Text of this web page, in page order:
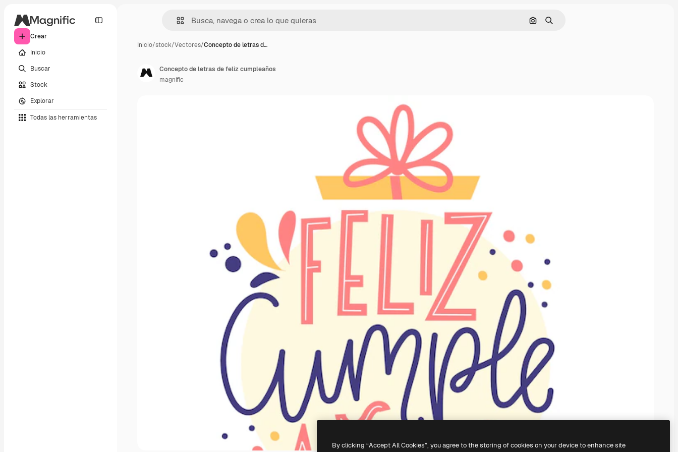
Crear
Inicio
Buscar
Stock
Explorar
Todas las herramientas
Buscar por imagen
Buscar
Inicio/stock/Vectores/Concepto de letras d…
Concepto de letras de feliz cumpleaños
magnific
By clicking “Accept All Cookies”, you agree to the storing of cookies on your device to enhance site